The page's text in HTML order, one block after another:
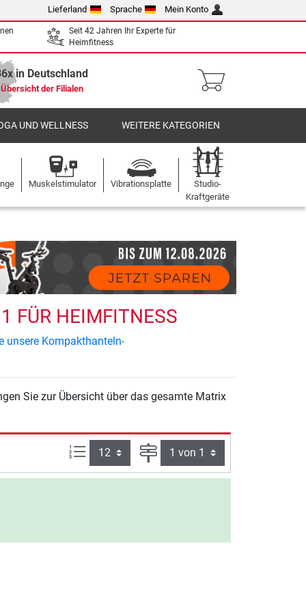
Lieferland Sprache Mein Konto
Seit 42 Jahren Ihr Experte für
Heimfitness
in Deutschland
Übersicht der Filialen
UND WELLNESS WEITERE KATEGORIEN
Muskelstimulator Vibrationsplatte
Studio-
Kraftgeräte
FÜR HEIMFITNESS
unsere Kompakthanteln-
Sie zur Übersicht über das gesamte Matrix
Artikel pro Seite: Seite